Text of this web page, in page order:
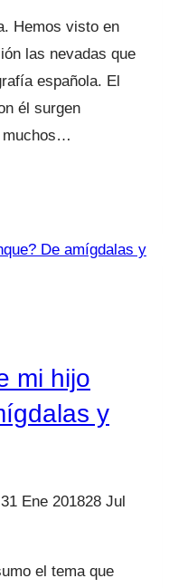
Hemos visto en
las nevadas que
española. El
él surgen
muchos…
mi hijo
y
31 Ene 201828 Jul
el tema que